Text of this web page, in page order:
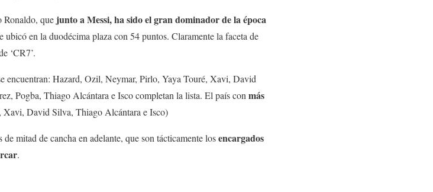
Ronaldo, que junto a Messi, ha sido el gran dominador de la época
ubicó en la duodécima plaza con 54 puntos. Claramente la faceta de
‘CR7’.
encuentran: Hazard, Ozil, Neymar, Pirlo, Yaya Touré, Xavi, David
Pogba, Thiago Alcántara e Isco completan la lista. El país con más
Xavi, David Silva, Thiago Alcántara e Isco)
mitad de cancha en adelante, que son tácticamente losencargados
.